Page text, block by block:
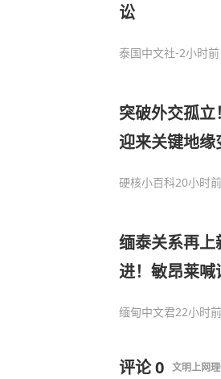
讼
泰国中文社-2小时前
突破外交孤
迎来关键地缘
硬核小百科20小时前
缅泰关系再
进！敏昂莱喊
缅甸中文君22小时前
评论0 文明上网